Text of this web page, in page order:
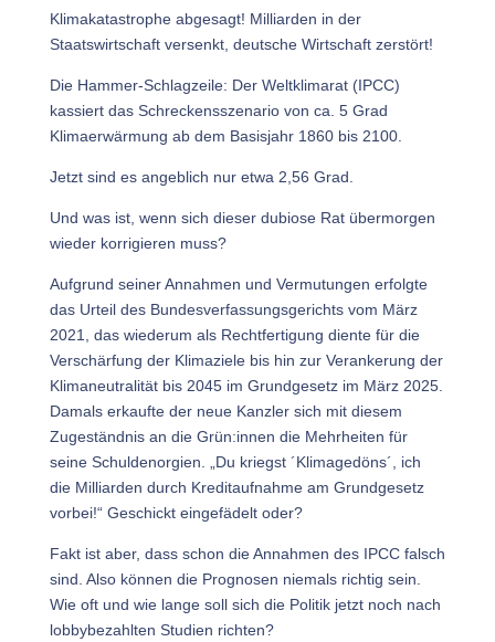
Klimakatastrophe abgesagt! Milliarden in der
Staatswirtschaft versenkt, deutsche Wirtschaft zerstört!
Die Hammer-Schlagzeile: Der Weltklimarat (IPCC)
kassiert das Schreckensszenario von ca. 5 Grad
Klimaerwärmung ab dem Basisjahr 1860 bis 2100.
Jetzt sind es angeblich nur etwa 2,56 Grad.
Und was ist, wenn sich dieser dubiose Rat übermorgen
wieder korrigieren muss?
Aufgrund seiner Annahmen und Vermutungen erfolgte
das Urteil des Bundesverfassungsgerichts vom März
2021, das wiederum als Rechtfertigung diente für die
Verschärfung der Klimaziele bis hin zur Verankerung der
Klimaneutralität bis 2045 im Grundgesetz im März 2025.
Damals erkaufte der neue Kanzler sich mit diesem
Zugeständnis an die Grün:innen die Mehrheiten für
seine Schuldenorgien. „Du kriegst ´Klimagedöns´, ich
die Milliarden durch Kreditaufnahme am Grundgesetz
vorbei!“ Geschickt eingefädelt oder?
Fakt ist aber, dass schon die Annahmen des IPCC falsch
sind. Also können die Prognosen niemals richtig sein.
Wie oft und wie lange soll sich die Politik jetzt noch nach
lobbybezahlten Studien richten?